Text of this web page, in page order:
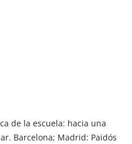
de la escuela: hacia una
Barcelona; Madrid: Paidós